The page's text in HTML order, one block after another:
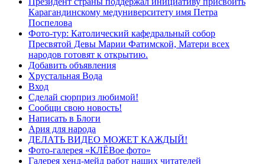
Карагандинскому медуниверситету имя Петра
Поспелова
Фото-тур: Католический кафедральный собор
Пресвятой Девы Марии Фатимской, Матери всех
народов готовят к открытию.
Добавить объявления
Хрустальная Вода
Вход
Сделай сюрприз любимой!
Сообщи свою новость!
Написать в Блоги
Ария для народа
ДЕЛАТЬ ВИДЕО МОЖЕТ КАЖДЫЙ!
Фото-галерея «КЛЁВое фото»
Галерея хенд-мейд работ наших читателей